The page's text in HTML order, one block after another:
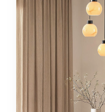
Beschermingsgraad
Beschermingsklasse